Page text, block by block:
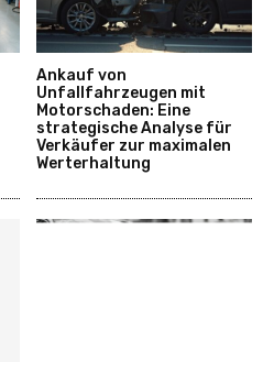
Ankauf von
Unfallfahrzeugen mit
Motorschaden: Eine
strategische Analyse für
Verkäufer zur maximalen
Werterhaltung